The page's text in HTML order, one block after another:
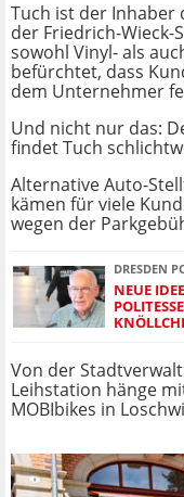
Tuch ist der Inhaber
der Friedrich-Wieck-
sowohl Vinyl- als
befürchtet, dass
dem Unternehmer
Und nicht nur das:
findet Tuch
Alternative Auto-
kämen für viele
wegen der
DRESDEN
NEUE
Von der
Leihstation hänge
MOBIbikes in